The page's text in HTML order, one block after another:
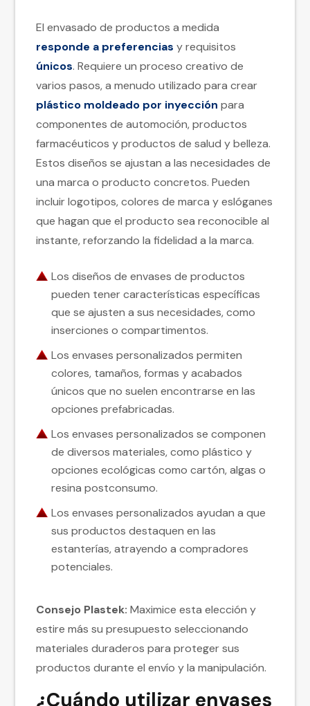
El envasado de productos a medida
responde a preferencias y requisitos
únicos. Requiere un proceso creativo de
varios pasos, a menudo utilizado para crear
plástico moldeado por inyección para
componentes de automoción, productos
farmacéuticos y productos de salud y belleza.
Estos diseños se ajustan a las necesidades de
una marca o producto concretos. Pueden
incluir logotipos, colores de marca y eslóganes
que hagan que el producto sea reconocible al
instante, reforzando la fidelidad a la marca.
Los diseños de envases de productos
pueden tener características específicas
que se ajusten a sus necesidades, como
inserciones o compartimentos.
Los envases personalizados permiten
colores, tamaños, formas y acabados
únicos que no suelen encontrarse en las
opciones prefabricadas.
Los envases personalizados se componen
de diversos materiales, como plástico y
opciones ecológicas como cartón, algas o
resina postconsumo.
Los envases personalizados ayudan a que
sus productos destaquen en las
estanterías, atrayendo a compradores
potenciales.
Consejo Plastek: Maximice esta elección y
estire más su presupuesto seleccionando
materiales duraderos para proteger sus
productos durante el envío y la manipulación.
¿Cuándo utilizar envases